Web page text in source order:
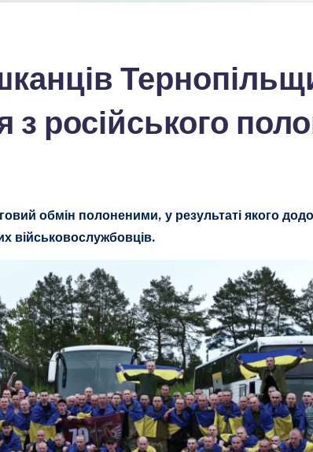
з російського
обмін полоненими, у результаті якого
військовослужбовців.